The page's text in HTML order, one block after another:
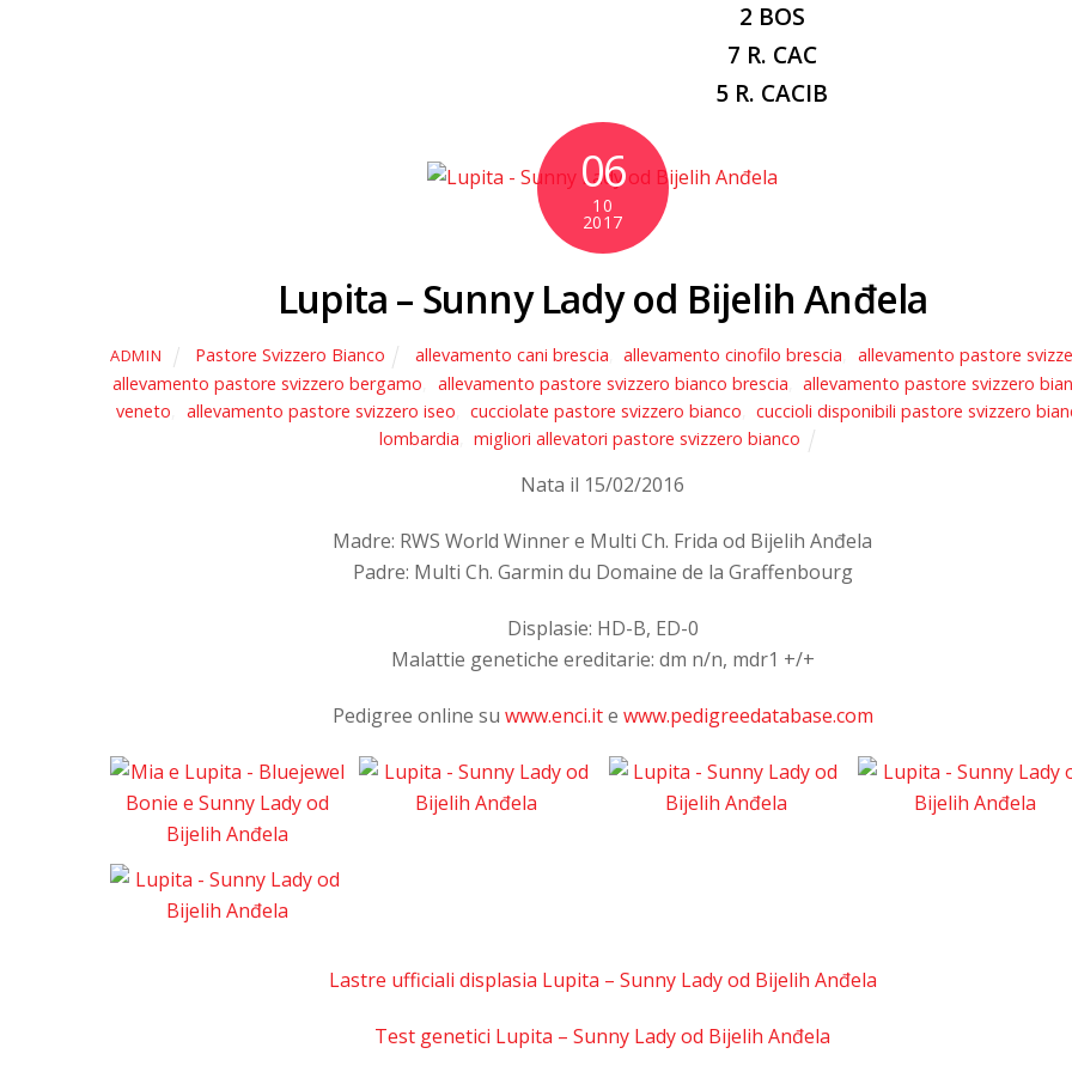
2 BOS
7 R. CAC
5 R. CACIB
06
10
2017
Lupita – Sunny Lady od Bijelih Anđela
ADMIN Pastore Svizzero Bianco allevamento cani brescia allevamento cinofilo brescia allevamento pastore
allevamento pastore svizzero bergamo
allevamento pastore svizzero bianco brescia
allevamento pastore svizzero
veneto
allevamento pastore svizzero iseo cucciolate pastore svizzero bianco
cuccioli disponibili pastore svizzero
lombardia
migliori allevatori pastore svizzero bianco
Nata il 15/02/2016
Madre: RWS World Winner e Multi Ch. Frida od Bijelih Anđela
Padre: Multi Ch. Garmin du Domaine de la Graffenbourg
Displasie: HD-B, ED-0
Malattie genetiche ereditarie: dm n/n, mdr1 +/+
Pedigree online su www.enci.ite www.pedigreedatabase.com
Lastre ufficiali displasia Lupita – Sunny Lady od Bijelih Anđela
Test genetici Lupita – Sunny Lady od Bijelih Anđela